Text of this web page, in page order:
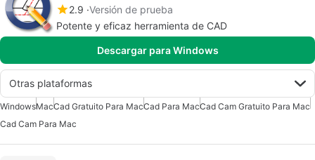
2.9 Versión de prueba
Potente y eficaz herramienta de CAD
Descargar para Windows
Otras plataformas
WindowsMacCad Gratuito Para MacCad Para MacCad Cam Gratuito Para Mac
Cad Cam Para Mac